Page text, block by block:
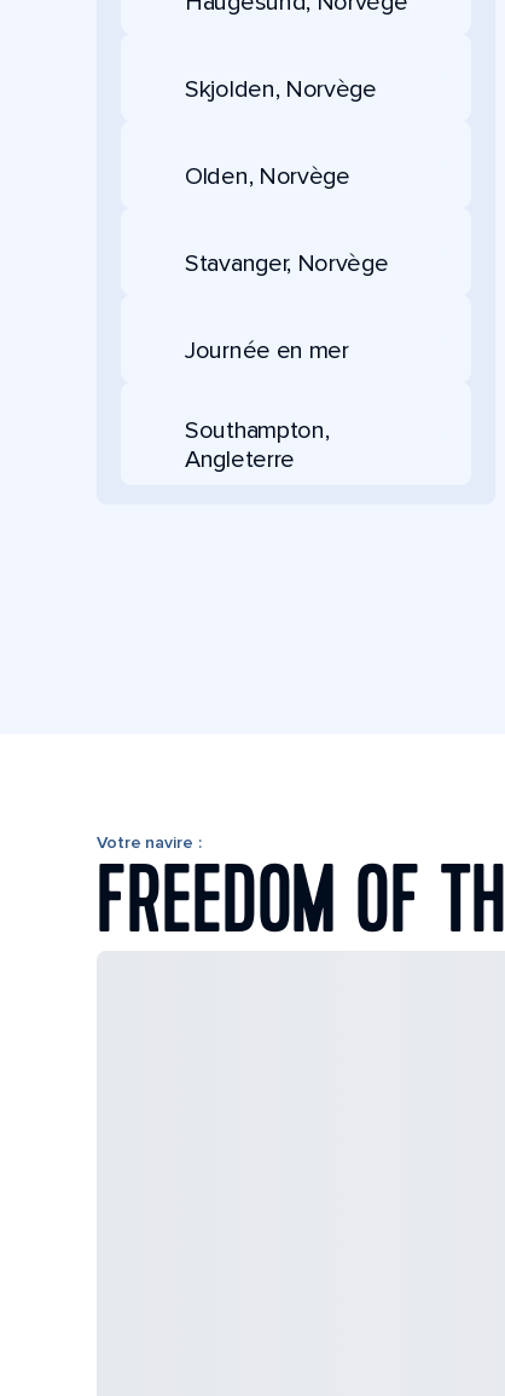
Skjolden, Norvège
Olden, Norvège
Stavanger, Norvège
Journée en mer
Southampton,
Angleterre
Votre navire :
FREEDOM OF